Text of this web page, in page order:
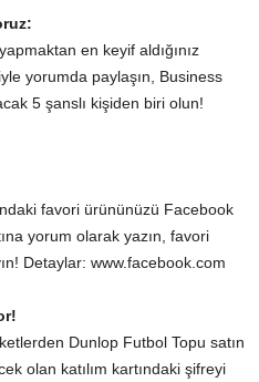
en keyif aldığınız
yorumda paylaşın, Business
5 şanslı kişiden biri olun!
favori ürününüzü Facebook
yorum olarak yazın, favori
Detaylar: www.facebook.com
Dunlop Futbol Topu satın
olan katılım kartındaki şifreyi